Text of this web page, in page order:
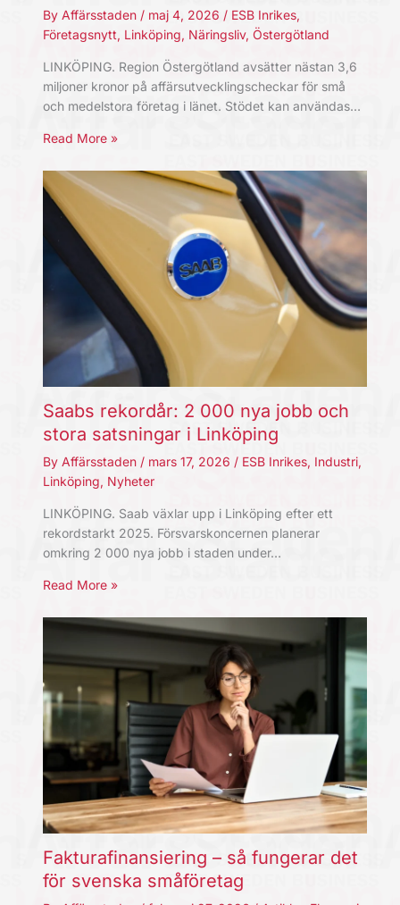
By Affärsstaden / maj 4, 2026 / ESB Inrikes,
Företagsnytt, Linköping, Näringsliv, Östergötland
LINKÖPING. Region Östergötland avsätter nästan 3,6
miljoner kronor på affärsutvecklingscheckar för små
och medelstora företag i länet. Stödet kan användas…
Read More »
Saabs rekordår: 2 000 nya jobb och
stora satsningar i Linköping
By Affärsstaden / mars 17, 2026 / ESB Inrikes, Industri,
Linköping, Nyheter
LINKÖPING. Saab växlar upp i Linköping efter ett
rekordstarkt 2025. Försvarskoncernen planerar
omkring 2 000 nya jobb i staden under…
Read More »
Fakturafinansiering – så fungerar det
för svenska småföretag